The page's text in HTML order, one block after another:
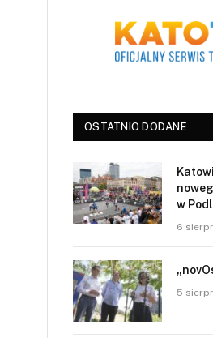
OSTATNIO DODANE
w
6
5